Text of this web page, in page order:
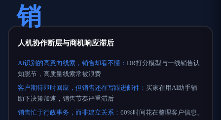
销
人机协作断层与商机响应滞后
AI识别的高意向线索，销售却看不懂： DR打分模型与一线销售认
知脱节，高质量线索常被浪费
客户期待即时回应，但销售还在写跟进邮件： 买家在用AI助手辅
助下决策加速，销售节奏严重滞后
销售忙于行政事务，而非建立关系： 60%时间花在整理客户信息、